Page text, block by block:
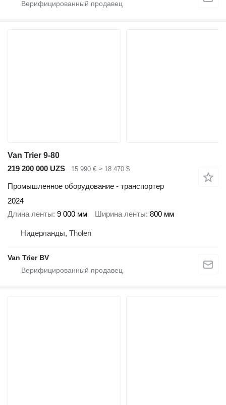
Van Trier 9-80
219 200 000 UZS
15 990 € ≈ 18 470 $
Промышленное оборудование - транспортер
2024
Длина ленты 9 000 мм Ширина ленты 800 мм
Нидерланды, Tholen
Van Trier BV